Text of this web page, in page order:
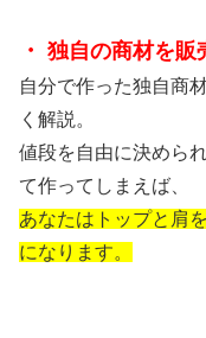
・ 独自の商材を販
自分で作った独自商
く解説。
値段を自由に決めら
て作ってしまえば、
あなたはトップと肩
になります。